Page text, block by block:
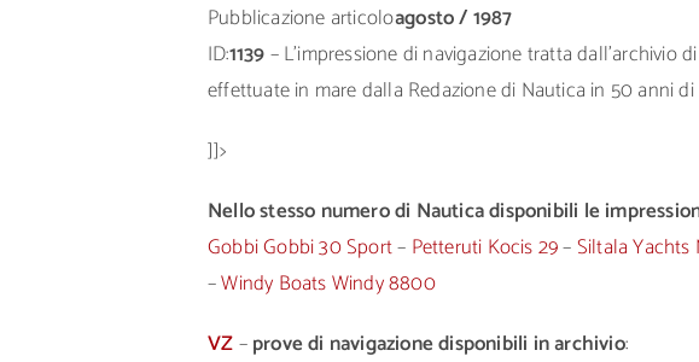
Pubblicazione articoloagosto / 1987
ID:1139– L’impressione di navigazione tratta dall’archivio
effettuate in mare dalla Redazione di Nautica in 50 anni
]]>
Nello stesso numero di Nautica disponibili le
Gobbi Gobbi 30 Sport– Petteruti Kocis 29–Siltala Yachts
–Windy Boats Windy 8800
VZ–prove di navigazione disponibili in archivio: